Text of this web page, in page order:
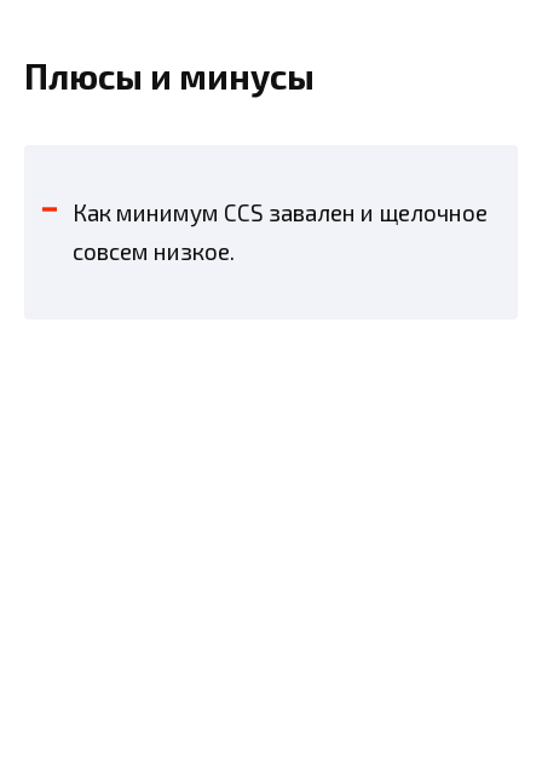
Плюсы и минусы
Как минимум CCS завален и щелочное
совсем низкое.